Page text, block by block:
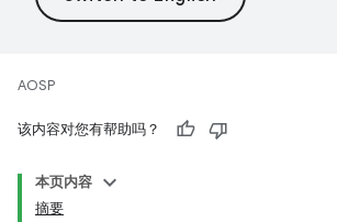
AOSP
该内容对您有帮助吗？
本页内容
摘要